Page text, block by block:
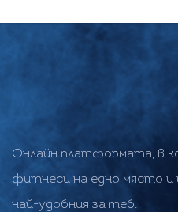
Онлайн платформата, в
фитнеси на едно място и
най-удобния за теб.